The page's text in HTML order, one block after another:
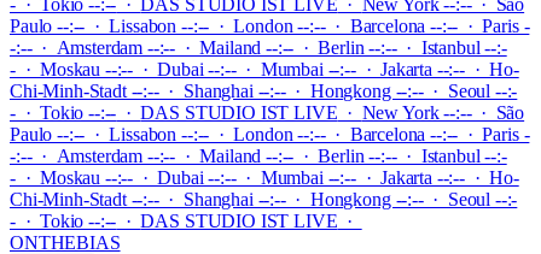
- · Tokio --:-- ·DAS STUDIO IST LIVE · New York --:-- · São
Paulo --:-- · Lissabon --:-- · London --:-- · Barcelona --:-- · Paris -
-:-- · Amsterdam --:-- · Mailand --:-- · Berlin --:-- · Istanbul --:-
- · Moskau --:-- · Dubai --:-- · Mumbai --:-- · Jakarta --:-- · Ho-
Chi-Minh-Stadt --:-- · Shanghai --:-- · Hongkong --:-- · Seoul --:-
- · Tokio --:-- ·DAS STUDIO IST LIVE · New York --:-- · São
Paulo --:-- · Lissabon --:-- · London --:-- · Barcelona --:-- · Paris -
-:-- · Amsterdam --:-- · Mailand --:-- · Berlin --:-- · Istanbul --:-
- · Moskau --:-- · Dubai --:-- · Mumbai --:-- · Jakarta --:-- · Ho-
Chi-Minh-Stadt --:-- · Shanghai --:-- · Hongkong --:-- · Seoul --:-
- · Tokio --:-- ·DAS STUDIO IST LIVE ·
ONTHEBIAS